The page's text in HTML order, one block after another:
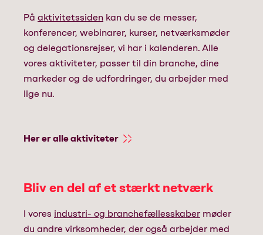
På aktivitetssiden kan du se de messer,
konferencer, webinarer, kurser, netværksmøder
og delegationsrejser, vi har i kalenderen. Alle
vores aktiviteter, passer til din branche, dine
markeder og de udfordringer, du arbejder med
lige nu.
Her er alle aktiviteter
Bliv en del af et stærkt netværk
I vores industri- og branchefællesskaber møder
du andre virksomheder, der også arbejder med